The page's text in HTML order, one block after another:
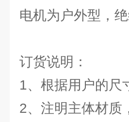
电机为户外型，
订货说明：
1、根据用户的尺
2、注明主体材质